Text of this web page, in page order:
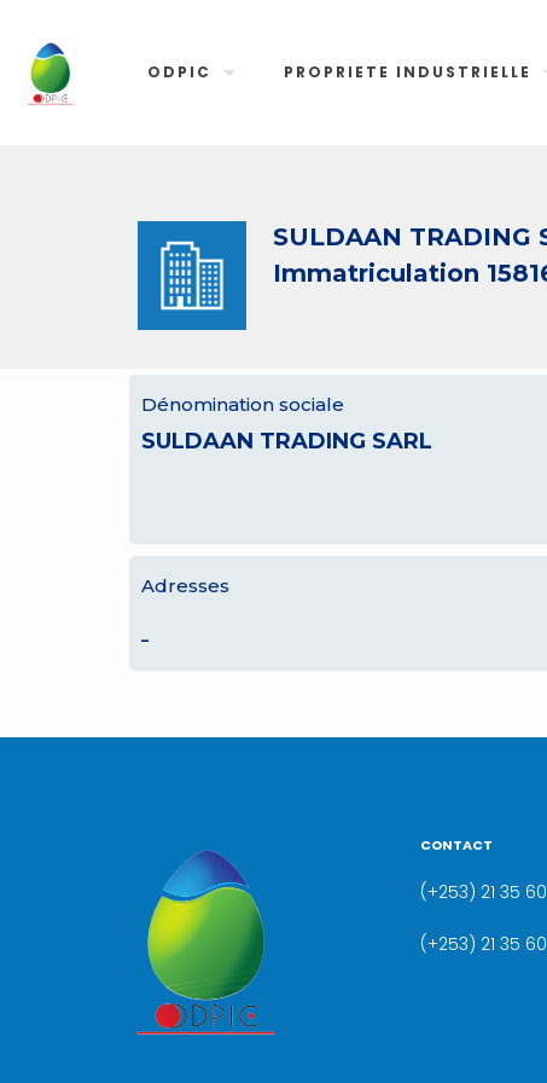
ODPIC PROPRIETE INDUSTRIELLE
SULDAAN TRADING
Immatriculation
Dénomination sociale
SULDAAN TRADING SARL
Adresses
–
CONTACT
(+253) 21 35 60
(+253) 21 35